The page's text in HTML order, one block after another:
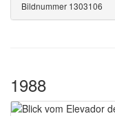
Bildnummer 1303106
1988